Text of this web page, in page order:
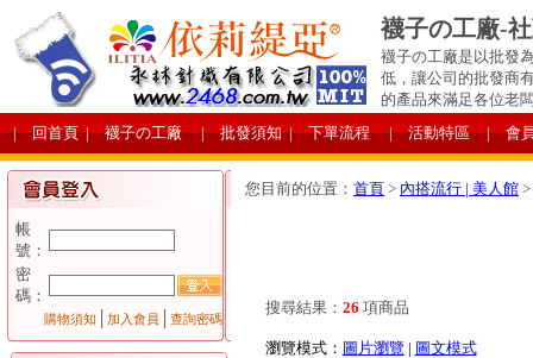
襪子の工廠-
襪子の工廠是以批發
低，讓公司的批發商
的產品來滿足各位老
| 回首頁 | 襪子の工廠 | 批發須知 | 下單流程 | 活動特區 | 會
帳
號：
密
碼：
購物須知 加入會員 查詢密碼
您目前的位置： 首頁 > 內搭流行 | 美人館 >
搜尋結果： 26 項商品
瀏覽模式： 圖片瀏覽| 圖文模式